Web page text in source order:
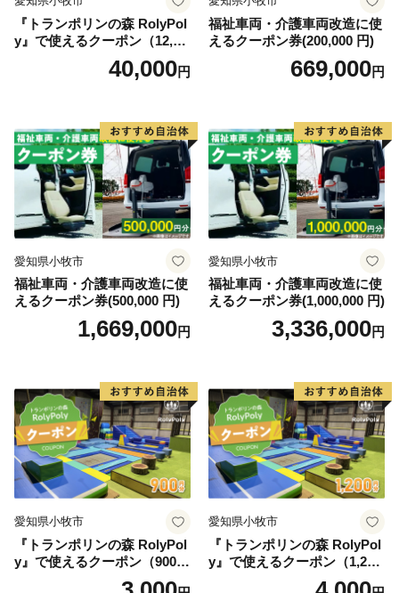
『トランポリンの森 RolyPol
y』で使えるクーポン（12,00
40,000円
福祉車両・介護車両改造に使
えるクーポン券(200,000 円)
669,000円
愛知県小牧市
福祉車両・介護車両改造に使
えるクーポン券(500,000 円)
1,669,000円
愛知県小牧市
福祉車両・介護車両改造に使
えるクーポン券(1,000,000 円)
3,336,000円
愛知県小牧市
『トランポリンの森 RolyPol
y』で使えるクーポン（900
愛知県小牧市
『トランポリンの森 RolyPol
y』で使えるクーポン（1,200